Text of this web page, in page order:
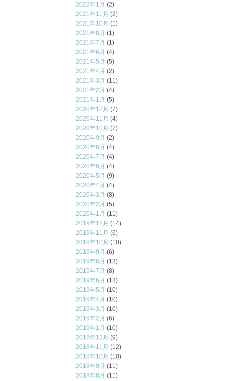
2022年1月 (2)
2021年11月 (2)
2021年10月 (1)
2021年8月 (1)
2021年7月 (1)
2021年6月 (4)
2021年5月 (5)
2021年4月 (2)
2021年3月 (11)
2021年2月 (4)
2021年1月 (5)
2020年12月 (7)
2020年11月 (4)
2020年10月 (7)
2020年9月 (2)
2020年8月 (4)
2020年7月 (4)
2020年6月 (4)
2020年5月 (9)
2020年4月 (4)
2020年3月 (8)
2020年2月 (5)
2020年1月 (11)
2019年12月 (14)
2019年11月 (6)
2019年10月 (10)
2019年9月 (6)
2019年8月 (13)
2019年7月 (8)
2019年6月 (13)
2019年5月 (10)
2019年4月 (10)
2019年3月 (10)
2019年2月 (6)
2019年1月 (10)
2018年12月 (9)
2018年11月 (12)
2018年10月 (10)
2018年9月 (11)
2018年8月 (11)